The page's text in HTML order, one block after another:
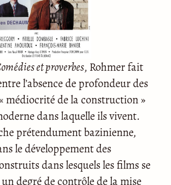
et proverbes, Rohmer fait
l’absence de profondeur des
médiocrité de la construction »
dans laquelle ils vivent.
prétendument bazinienne,
le développement des
dans lesquels les films se
degré de contrôle de la mise